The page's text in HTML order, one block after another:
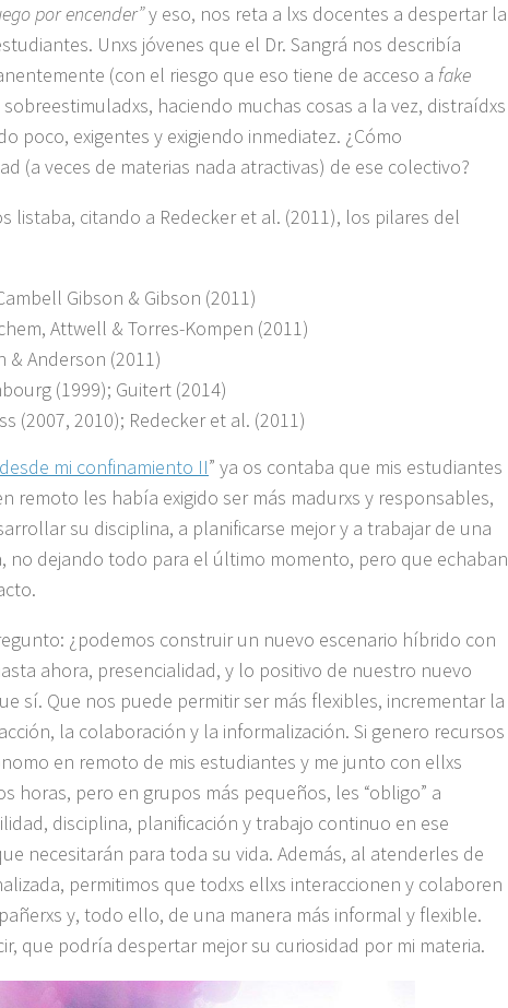
por encender”y eso, nos reta a lxs docentes a despertar la
Unxs jóvenes que el Dr. Sangrá nos describía
(con el riesgo que eso tiene de acceso a fake
haciendo muchas cosas a la vez, distraídxs
poco, exigentes y exigiendo inmediatez. ¿Cómo
(a veces de materias nada atractivas) de ese colectivo?
listaba, citando a Redecker et al. (2011), los pilares del
Gibson & Gibson (2011)
Attwell & Torres-Kompen (2011)
& Anderson (2011)
(1999); Guitert (2014)
(2007, 2010); Redecker et al. (2011)
mi confinamiento II” ya os contaba que mis estudiantes
remoto les había exigido ser más madurxs y responsables,
su disciplina, a planificarse mejor y a trabajar de una
no dejando todo para el último momento, pero que echaban
¿podemos construir un nuevo escenario híbrido con
ahora, presencialidad, y lo positivo de nuestro nuevo
sí. Que nos puede permitir ser más flexibles, incrementar la
la colaboración y la informalización. Si genero recursos
en remoto de mis estudiantes y me junto con ellxs
horas, pero en grupos más pequeños, les “obligo” a
disciplina, planificación y trabajo continuo en ese
necesitarán para toda su vida. Además, al atenderles de
permitimos que todxs ellxs interaccionen y colaboren
y, todo ello, de una manera más informal y flexible.
que podría despertar mejor su curiosidad por mi materia.